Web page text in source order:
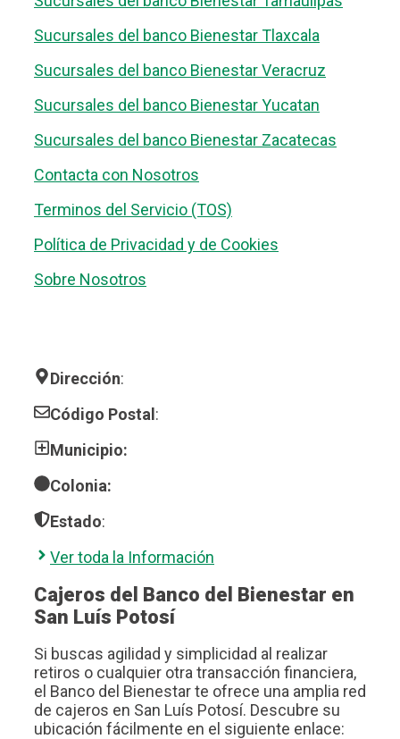
Sucursales del banco Bienestar Tlaxcala
Sucursales del banco Bienestar Veracruz
Sucursales del banco Bienestar Yucatan
Sucursales del banco Bienestar Zacatecas
Contacta con Nosotros
Terminos del Servicio (TOS)
Política de Privacidad y de Cookies
Sobre Nosotros
Dirección:
Código Postal :
Municipio:
Colonia:
Estado:
Ver toda la Información
Cajeros del Banco del Bienestar en
San Luís Potosí
Si buscas agilidad y simplicidad al realizar
retiros o cualquier otra transacción financiera,
el Banco del Bienestar te ofrece una amplia red
de cajeros en San Luís Potosí. Descubre su
ubicación fácilmente en el siguiente enlace: